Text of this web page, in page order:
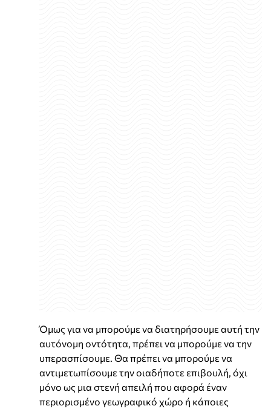
Όμως για να μπορούμε να διατηρήσουμε αυτή την
αυτόνομη οντότητα, πρέπει να μπορούμε να την
υπερασπίσουμε. Θα πρέπει να μπορούμε να
αντιμετωπίσουμε την οιαδήποτε επιβουλή, όχι
μόνο ως μια στενή απειλή που αφορά έναν
περιορισμένο γεωγραφικό χώρο ή κάποιες